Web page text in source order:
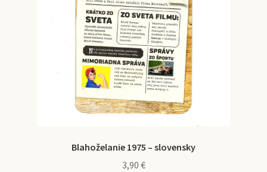
Blahoželanie 1975 – slovensky
3,90 €